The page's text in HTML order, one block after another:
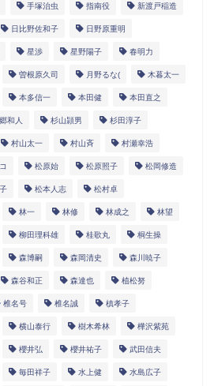
手塚治虫 指南役 新渡戸稲造
日比野佐和子 日野原重明
星渉 星野陽子 春明力
曽根原久司 月野るな( 木暮太一
本多信一 本田健 本田直之
和人 杉山頴男 杉田淳子
村山太一 村山斉 村瀬幸浩
松原始 松原照子 松岡修造
松本人志 松村卓
林一 林修 林成之 林望
柳田理科雄 桂歌丸 桐生操
森博嗣 森岡清史 森川暁子
森谷和正 森達也 植松努
椎名号 椎名誠 槙孝子
横山泰行 樹木希林 樺沢紫苑
櫻井弘 櫻井祐子 武田信夫
毎田祥子 水上健 水島広子